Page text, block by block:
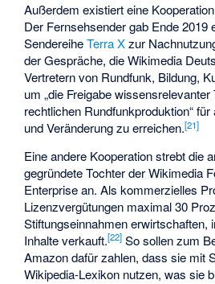
Außerdem existiert eine
Der Fernsehsender gab Ende 2019
SendereiheTerra Xzur
der Gespräche, die Wikimedia
Vertretern von Rundfunk, Bildung,
um „die Freigabe
rechtlichen Rundfunkproduktion“
und Veränderung zu erreichen.[21]
Eine andere Kooperation strebt die
gegründete Tochter der Wikimedia
Enterprise an. Als kommerzielles
Lizenzvergütungen maximal 30
Stiftungseinnahmen erwirtschaften,
Inhalte verkauft.[22] So sollen zum
Amazon dafür zahlen, dass sie mit
Wikipedia-Lexikon nutzen, was sie